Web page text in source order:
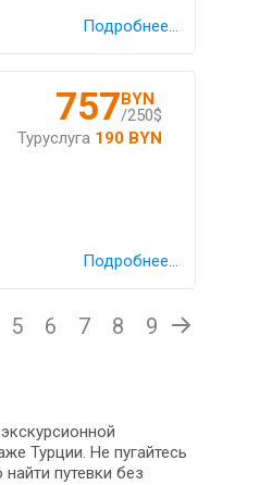
Подробнее...
757BYN
/250$
Туруслуга 190 BYN
Подробнее...
5 6 7 8 9
Турции. Не пугайтесь
путевки без